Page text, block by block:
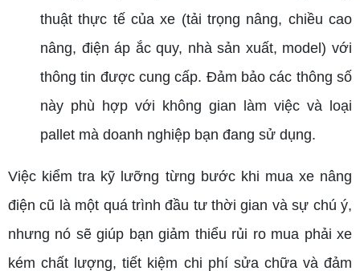
thuật thực tế của xe (tải trọng nâng, chiều cao
nâng, điện áp ắc quy, nhà sản xuất, model) với
thông tin được cung cấp. Đảm bảo các thông số
này phù hợp với không gian làm việc và loại
pallet mà doanh nghiệp bạn đang sử dụng.
Việc kiểm tra kỹ lưỡng từng bước khi mua xe nâng
điện cũ là một quá trình đầu tư thời gian và sự chú ý,
nhưng nó sẽ giúp bạn giảm thiểu rủi ro mua phải xe
kém chất lượng, tiết kiệm chi phí sửa chữa và đảm